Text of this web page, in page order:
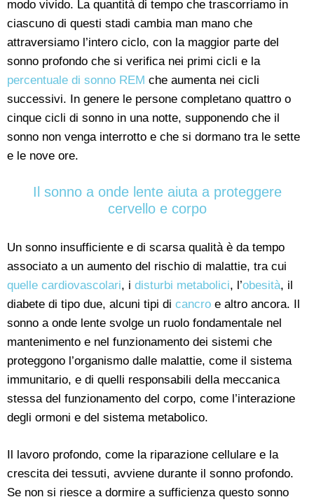
modo vivido. La quantità di tempo che trascorriamo in
ciascuno di questi stadi cambia man mano che
attraversiamo l’intero ciclo, con la maggior parte del
sonno profondo che si verifica nei primi cicli e la
percentuale di sonno REM che aumenta nei cicli
successivi. In genere le persone completano quattro o
cinque cicli di sonno in una notte, supponendo che il
sonno non venga interrotto e che si dormano tra le sette
e le nove ore.
Il sonno a onde lente aiuta a proteggere
cervello e corpo
Un sonno insufficiente e di scarsa qualità è da tempo
associato a un aumento del rischio di malattie, tra cui
quelle cardiovascolari, i disturbi metabolici, l’obesità, il
diabete di tipo due, alcuni tipi di cancro e altro ancora. Il
sonno a onde lente svolge un ruolo fondamentale nel
mantenimento e nel funzionamento dei sistemi che
proteggono l’organismo dalle malattie, come il sistema
immunitario, e di quelli responsabili della meccanica
stessa del funzionamento del corpo, come l’interazione
degli ormoni e del sistema metabolico.
Il lavoro profondo, come la riparazione cellulare e la
crescita dei tessuti, avviene durante il sonno profondo.
Se non si riesce a dormire a sufficienza questo sonno